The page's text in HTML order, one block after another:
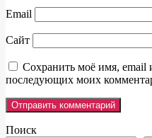
Email
Сайт
Сохранить моё имя, email
последующих моих
Поиск